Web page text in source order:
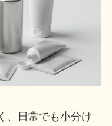
、日常でも小分け